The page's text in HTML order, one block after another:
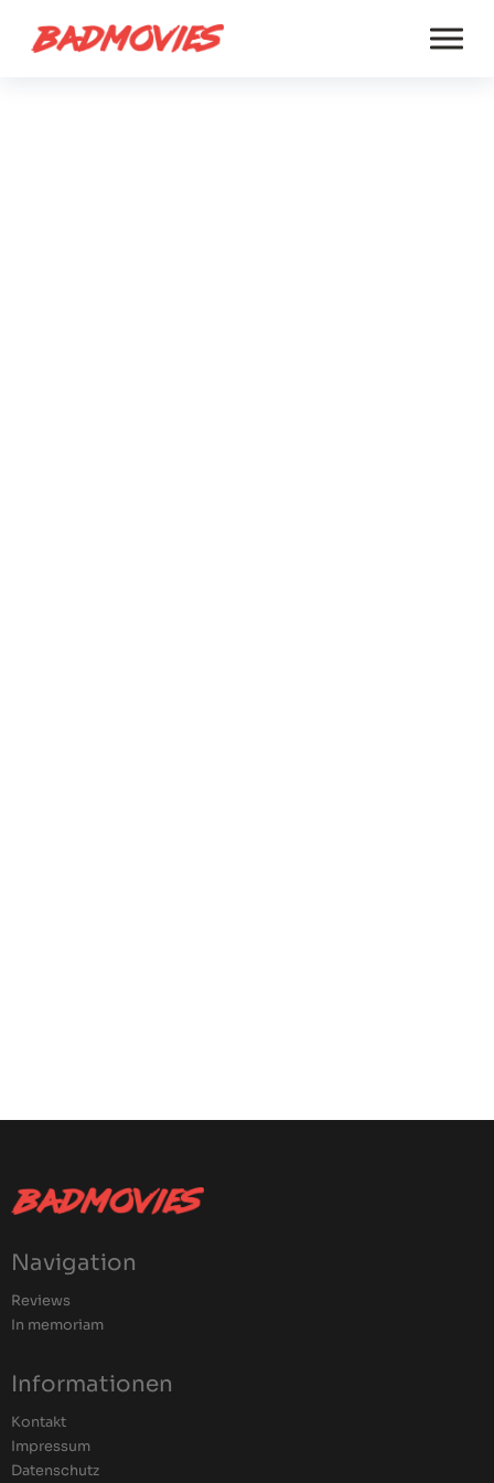
Navigation
Reviews
In memoriam
Informationen
Kontakt
Impressum
Datenschutz